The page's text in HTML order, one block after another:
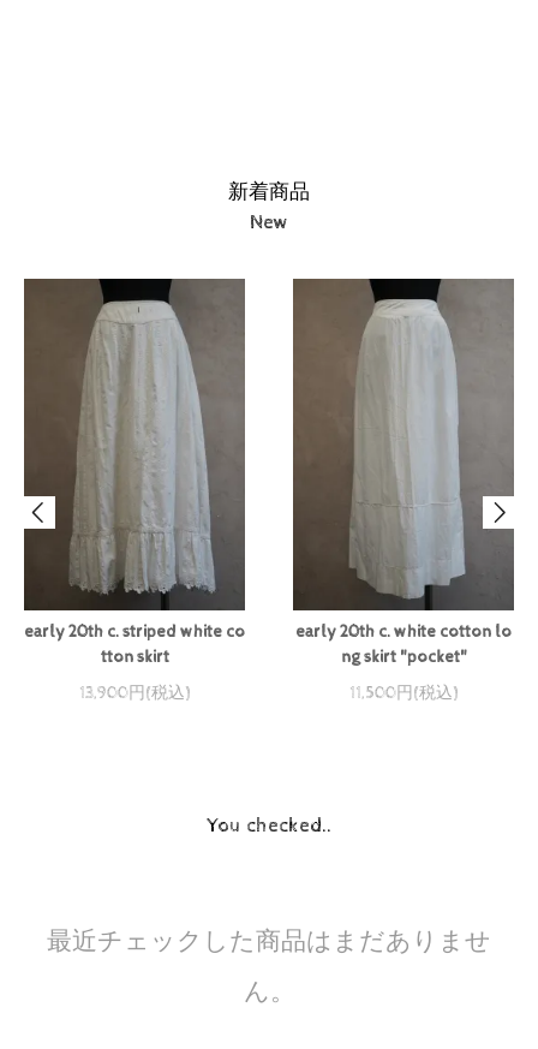
新着商品
New
early 20th c. striped white co
tton skirt
13,900円(税込)
early 20th c. white cotton lo
ng skirt "pocket"
11,500円(税込)
You checked..
最近チェックした商品はまだありませ
ん。